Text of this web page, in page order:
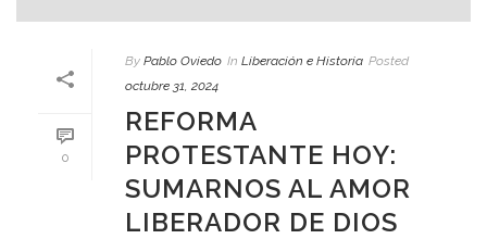
0
By Pablo Oviedo In Liberación e Historia Posted
octubre 31, 2024
REFORMA
PROTESTANTE HOY:
SUMARNOS AL AMOR
LIBERADOR DE DIOS